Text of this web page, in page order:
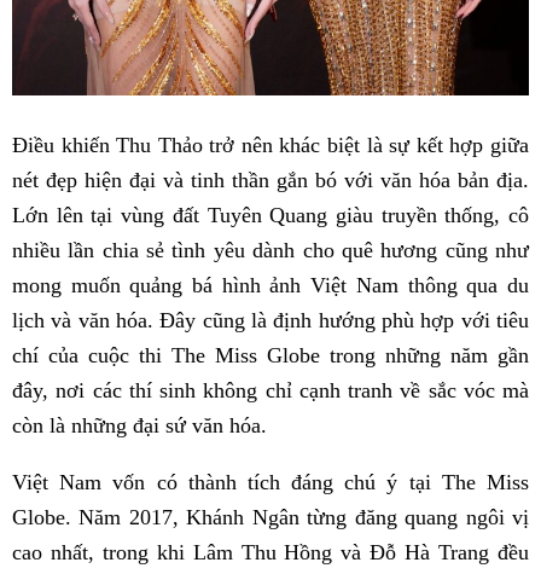
Điều khiến Thu Thảo trở nên khác biệt là sự kết hợp giữa
nét đẹp hiện đại và tinh thần gắn bó với văn hóa bản địa.
Lớn lên tại vùng đất Tuyên Quang giàu truyền thống, cô
nhiều lần chia sẻ tình yêu dành cho quê hương cũng như
mong muốn quảng bá hình ảnh Việt Nam thông qua du
lịch và văn hóa. Đây cũng là định hướng phù hợp với tiêu
chí của cuộc thi The Miss Globe trong những năm gần
đây, nơi các thí sinh không chỉ cạnh tranh về sắc vóc mà
còn là những đại sứ văn hóa.
Việt Nam vốn có thành tích đáng chú ý tại The Miss
Globe. Năm 2017, Khánh Ngân từng đăng quang ngôi vị
cao nhất, trong khi Lâm Thu Hồng và Đỗ Hà Trang đều